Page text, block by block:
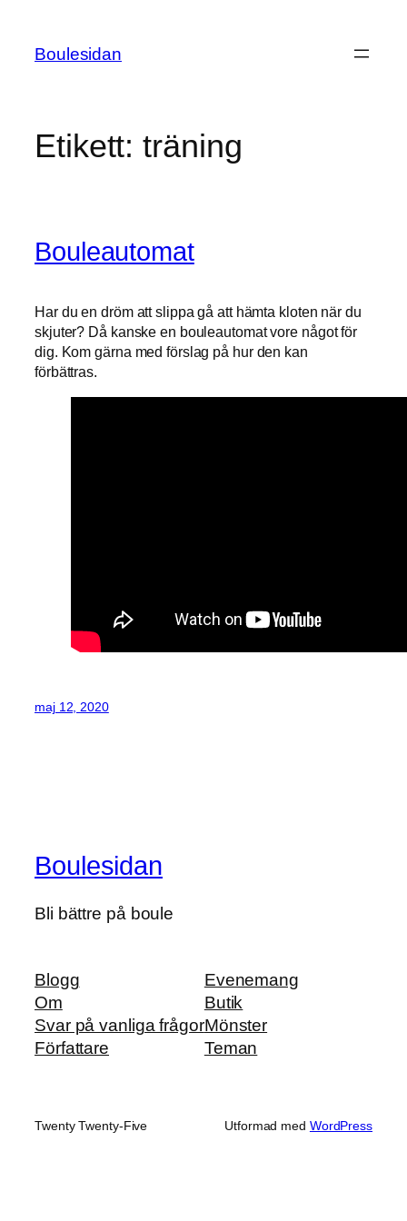
innehåll
Boulesidan
Etikett:träning
Bouleautomat
Har du en dröm att slippa gå att hämta kloten när du
skjuter? Då kanske en bouleautomat vore något för
dig. Kom gärna med förslag på hur den kan
förbättras.
maj 12, 2020
Boulesidan
Bli bättre på boule
Blogg
Om
Svar på vanliga frågor
Författare
Evenemang
Butik
Mönster
Teman
Twenty Twenty-Five Utformad med WordPress